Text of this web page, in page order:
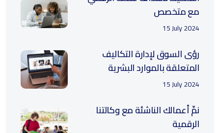
مع متخصص
15 July 2024
رؤى السوق لإدارة التكاليف
المتعلقة بالموارد البشرية
15 July 2024
نمِّ أعمالك الناشئة مع وكالتنا
الرقمية